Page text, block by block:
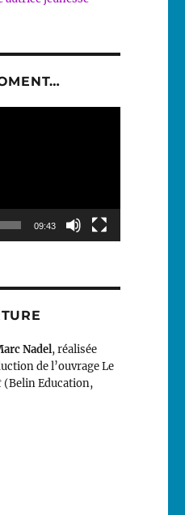
09:43
Nadel, réalisée
de l’ouvrage Le
(Belin Education,